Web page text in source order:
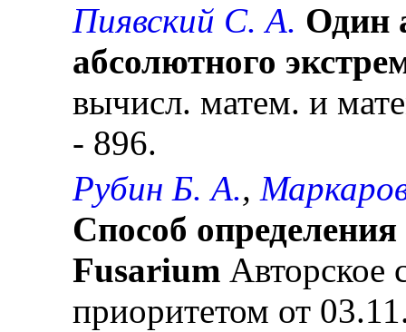
Пиявский С. А. Один
абсолютного
вычисл. матем. и
- 896.
Рубин Б. А.,
Способ
Fusarium Авторское
приоритетом от